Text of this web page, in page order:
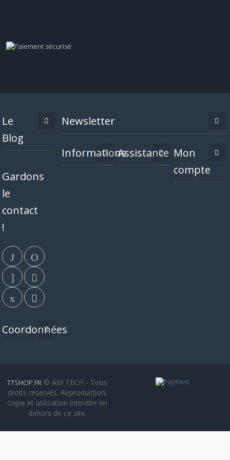
Le
Blog
Gardons
le
contact
!
Coordonnées
Newsletter
InformationsAssistance Mon
compte
TTSHOP.FR © AM TECH - Tous
droits réservés. Reproduction,
copie et utilisation interdite en
dehors de ce site.